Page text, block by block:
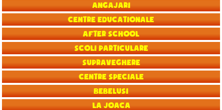
Angajari
Centre educationale
After School
Scoli particulare
Supraveghere
Centre speciale
Bebelusi
La joaca